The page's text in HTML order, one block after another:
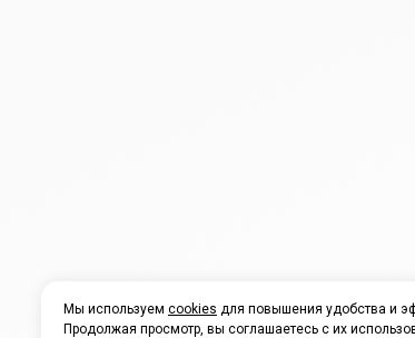
Мы используем cookies для повышения удобства и
Продолжая просмотр, вы соглашаетесь с их